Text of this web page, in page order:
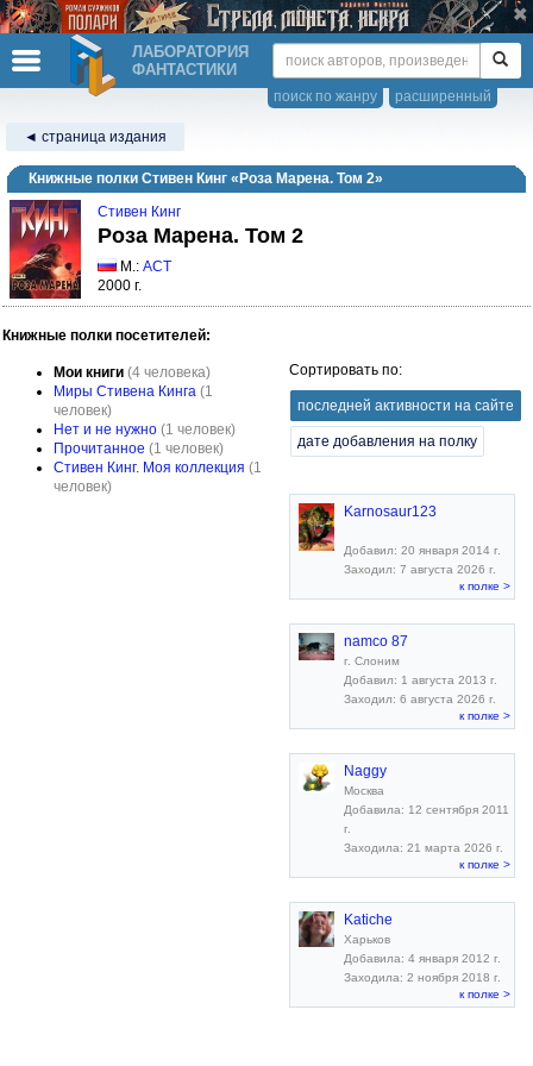
ЛАБОРАТОРИЯ
ФАНТАСТИКИ
расширенный
поиск по жанру
◄ страница издания
Книжные полки Стивен Кинг «Роза Марена. Том 2»
Стивен Кинг
Роза Марена. Том 2
М.: АСТ
2000 г.
Книжные полки посетителей:
Мои книги (4 человека)
Миры Стивена Кинга (1
человек)
Нет и не нужно (1 человек)
Прочитанное (1 человек)
Стивен Кинг. Моя коллекция (1
человек)
Сортировать по:
последней активности на сайте
дате добавления на полку
Karnosaur123
Добавил: 20 января 2014 г.
Заходил: 7 августа 2026 г.
к полке >
namco 87
г. Слоним
Добавил: 1 августа 2013 г.
Заходил: 6 августа 2026 г.
к полке >
Naggy
Москва
Добавила: 12 сентября 2011
г.
Заходила: 21 марта 2026 г.
к полке >
Katiche
Харьков
Добавила: 4 января 2012 г.
Заходила: 2 ноября 2018 г.
к полке >